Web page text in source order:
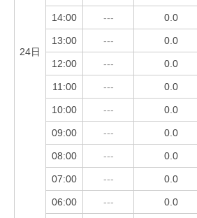
24日
14:00 --- 0.0
13:00 --- 0.0
12:00 --- 0.0
11:00 --- 0.0
10:00 --- 0.0
09:00 --- 0.0
08:00 --- 0.0
07:00 --- 0.0
06:00 --- 0.0